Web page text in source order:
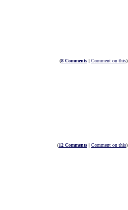
(8 Comments | Comment on this)
(12 Comments | Comment on this)